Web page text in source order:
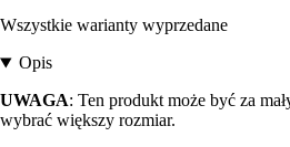
Wszystkie warianty wyprzedane
Opis
UWAGA: Ten produkt może być za
wybrać większy rozmiar.